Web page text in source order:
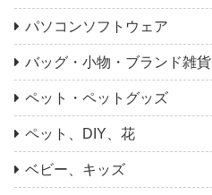
パソコンソフトウェア
バッグ・小物・ブランド雑貨
ペット・ペットグッズ
ペット、DIY、花
ベビー、キッズ